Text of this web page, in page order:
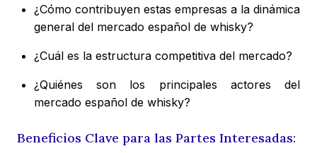
¿Cómo contribuyen estas empresas a la dinámica
general del mercado español de whisky?
¿Cuál es la estructura competitiva del mercado?
¿Quiénes son los principales actores del
mercado español de whisky?
Beneficios Clave para las Partes Interesadas: